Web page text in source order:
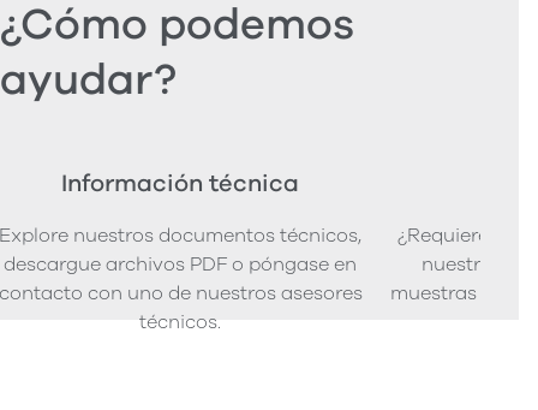
¿Cómo podemos
ayudar?
Información técnica
Explore nuestros documentos técnicos,
descargue archivos PDF o póngase en
con uno de nuestros asesores
técnicos.
¿Requiere
nuestra
muestras de